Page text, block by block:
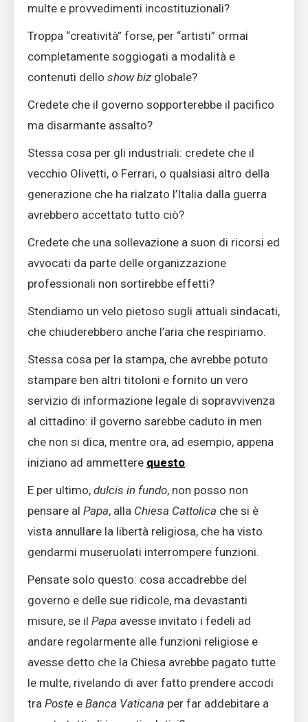
multe e provvedimenti incostituzionali?
Troppa “creatività” forse, per “artisti” ormai
completamente soggiogati a modalità e
contenuti dello show biz globale?
Credete che il governo sopporterebbe il pacifico
ma disarmante assalto?
Stessa cosa per gli industriali: credete che il
vecchio Olivetti, o Ferrari, o qualsiasi altro della
generazione che ha rialzato l’Italia dalla guerra
avrebbero accettato tutto ciò?
Credete che una sollevazione a suon di ricorsi ed
avvocati da parte delle organizzazione
professionali non sortirebbe effetti?
Stendiamo un velo pietoso sugli attuali sindacati,
che chiuderebbero anche l’aria che respiriamo.
Stessa cosa per la stampa, che avrebbe potuto
stampare ben altri titoloni e fornito un vero
servizio di informazione legale di sopravvivenza
al cittadino: il governo sarebbe caduto in men
che non si dica, mentre ora, ad esempio, appena
iniziano ad ammettere questo.
E per ultimo, dulcis in fundo, non posso non
pensare al Papa, alla Chiesa Cattolica che si è
vista annullare la libertà religiosa, che ha visto
gendarmi museruolati interrompere funzioni.
Pensate solo questo: cosa accadrebbe del
governo e delle sue ridicole, ma devastanti
misure, se il Papa avesse invitato i fedeli ad
andare regolarmente alle funzioni religiose e
avesse detto che la Chiesa avrebbe pagato tutte
le multe, rivelando di aver fatto prendere accodi
tra Poste e Banca Vaticana per far addebitare a